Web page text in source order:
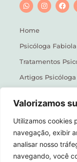
Valorizamos
Utilizamos cookies
navegação, exibir
analisar nosso
navegando, você
Home
Psicóloga
Tratamentos
Artigos
Psicóloga Vila
Contato
Política de